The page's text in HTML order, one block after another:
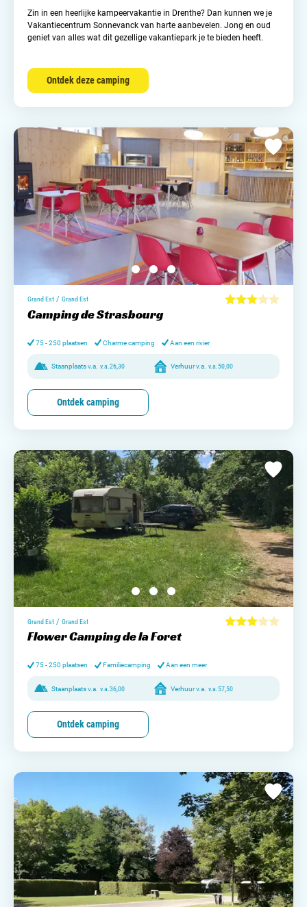
Zin in een heerlijke kampeervakantie in Drenthe? Dan kunnen we je
Vakantiecentrum Sonnevanck van harte aanbevelen. Jong en oud
geniet van alles wat dit gezellige vakantiepark je te bieden heeft.
Ontdek deze camping
Grand Est / Grand Est
Camping de Strasbourg
75 - 250 plaatsen Charme camping Aan een rivier
Staanplaats v.a. v.a.26,30 Verhuur v.a. v.a.50,00
Ontdek camping
Grand Est / Grand Est
Flower Camping de la Foret
75 - 250 plaatsen Familiecamping Aan een meer
Staanplaats v.a. v.a. 36,00 Verhuur v.a. v.a. 57,50
Ontdek camping